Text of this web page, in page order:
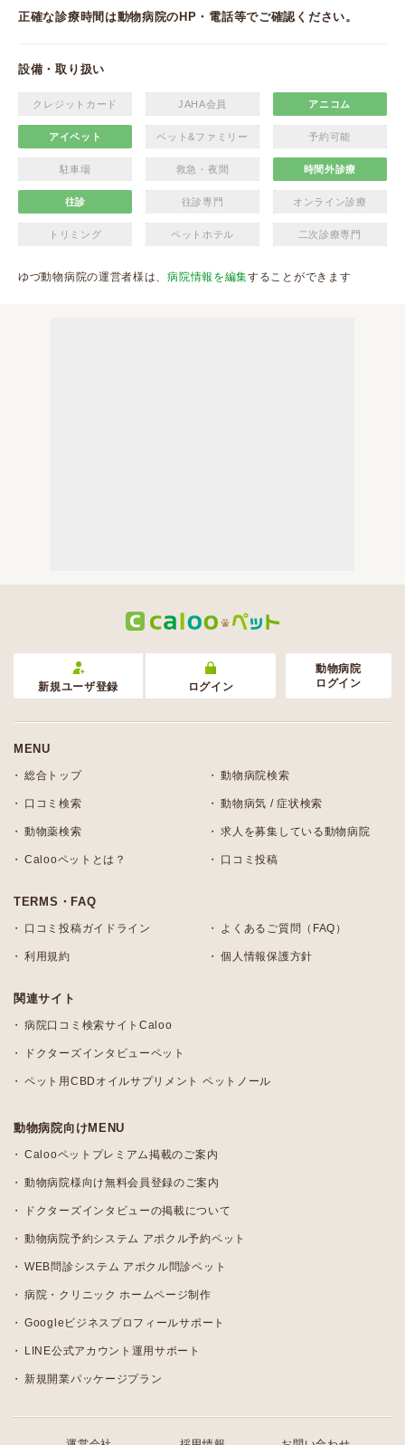
正確な診療時間は動物病院のHP・電話等でご確認ください。
設備・取り扱い
クレジットカード JAHA会員 アニコム
アイペット ペット&ファミリー 予約可能
駐車場 救急・夜間 時間外診療
往診 往診専門 オンライン診療
トリミング ペットホテル 二次診療専門
ゆづ動物病院の運営者様は、病院情報を編集することができます
新規ユーザ登録 ログイン
動物病院
ログイン
MENU
総合トップ 動物病院検索
口コミ検索 動物病気 / 症状検索
動物薬検索 求人を募集している動物病院
Calooペットとは？ 口コミ投稿
TERMS・FAQ
口コミ投稿ガイドライン よくあるご質問（FAQ）
利用規約 個人情報保護方針
関連サイト
病院口コミ検索サイトCaloo
ドクターズインタビューペット
ペット用CBDオイルサプリメント ペットノール
動物病院向けMENU
Calooペットプレミアム掲載のご案内
動物病院様向け無料会員登録のご案内
ドクターズインタビューの掲載について
動物病院予約システム アポクル予約ペット
WEB問診システム アポクル問診ペット
病院・クリニック ホームページ制作
Googleビジネスプロフィールサポート
LINE公式アカウント運用サポート
新規開業パッケージプラン